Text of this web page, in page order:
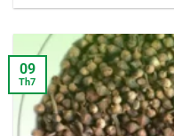
09
Th7